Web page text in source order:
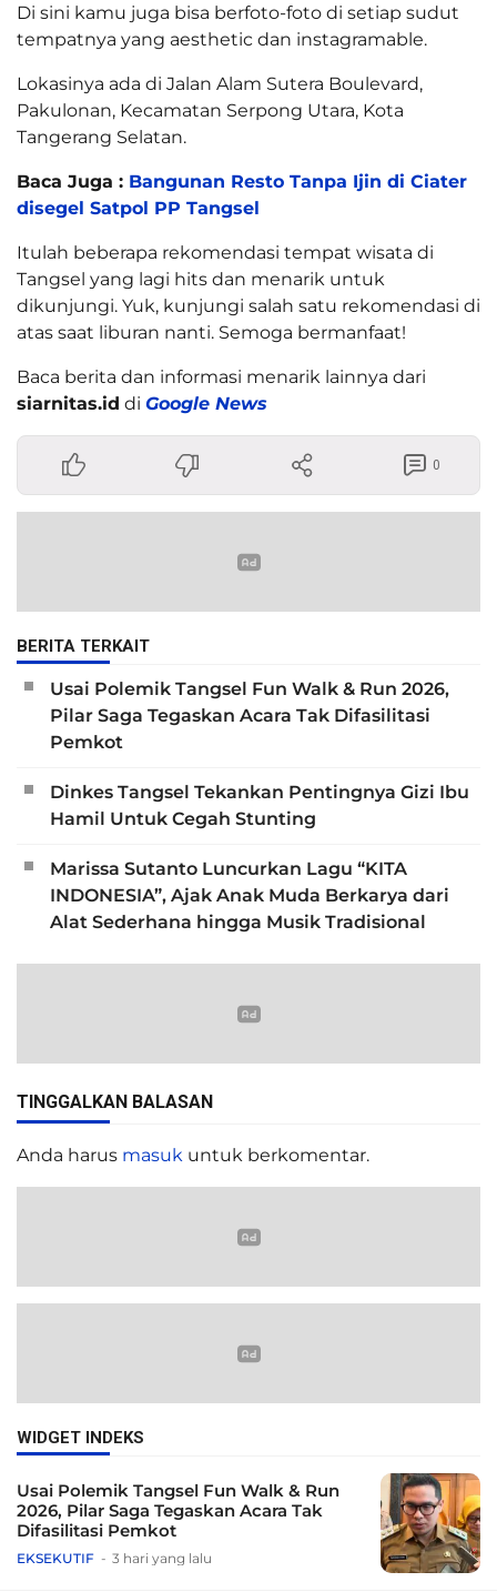
Di sini kamu juga bisa berfoto-foto di setiap sudut
tempatnya yang aesthetic dan instagramable.
Lokasinya ada di Jalan Alam Sutera Boulevard,
Pakulonan, Kecamatan Serpong Utara, Kota
Tangerang Selatan.
Baca Juga : Bangunan Resto Tanpa Ijin di Ciater
disegel Satpol PP Tangsel
Itulah beberapa rekomendasi tempat wisata di
Tangsel yang lagi hits dan menarik untuk
dikunjungi. Yuk, kunjungi salah satu rekomendasi di
atas saat liburan nanti. Semoga bermanfaat!
Baca berita dan informasi menarik lainnya dari
siarnitas.id di Google News
0
BERITA TERKAIT
Usai Polemik Tangsel Fun Walk & Run 2026,
Pilar Saga Tegaskan Acara Tak Difasilitasi
Pemkot
Dinkes Tangsel Tekankan Pentingnya Gizi Ibu
Hamil Untuk Cegah Stunting
Marissa Sutanto Luncurkan Lagu “KITA
INDONESIA”, Ajak Anak Muda Berkarya dari
Alat Sederhana hingga Musik Tradisional
TINGGALKAN BALASAN
Anda harus masuk untuk berkomentar.
WIDGET INDEKS
Usai Polemik Tangsel Fun Walk & Run
2026, Pilar Saga Tegaskan Acara Tak
Difasilitasi Pemkot
EKSEKUTIF 3 hari yang lalu